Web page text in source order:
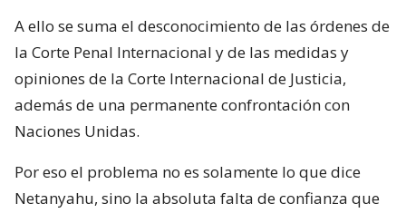
A ello se suma el desconocimiento de las órdenes de
la Corte Penal Internacional y de las medidas y
opiniones de la Corte Internacional de Justicia,
además de una permanente confrontación con
Naciones Unidas.
Por eso el problema no es solamente lo que dice
Netanyahu, sino la absoluta falta de confianza que